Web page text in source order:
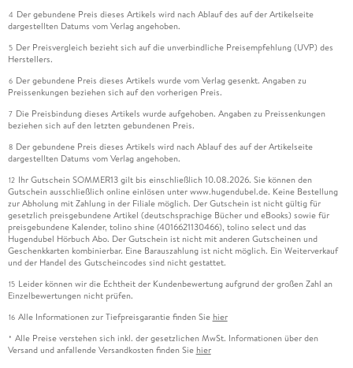
4 Der gebundene Preis dieses Artikels wird nach Ablauf des auf der Artikelseite
dargestellten Datums vom Verlag angehoben.
5 Der Preisvergleich bezieht sich auf die unverbindliche Preisempfehlung (UVP) des
Herstellers.
6 Der gebundene Preis dieses Artikels wurde vom Verlag gesenkt. Angaben zu
Preissenkungen beziehen sich auf den vorherigen Preis.
7 Die Preisbindung dieses Artikels wurde aufgehoben. Angaben zu Preissenkungen
beziehen sich auf den letzten gebundenen Preis.
8 Der gebundene Preis dieses Artikels wird nach Ablauf des auf der Artikelseite
dargestellten Datums vom Verlag angehoben.
12 Ihr Gutschein SOMMER13 gilt bis einschließlich 10.08.2026. Sie können den
Gutschein ausschließlich online einlösen unter www.hugendubel.de. Keine Bestellung
zur Abholung mit Zahlung in der Filiale möglich. Der Gutschein ist nicht gültig für
gesetzlich preisgebundene Artikel (deutschsprachige Bücher und eBooks) sowie für
preisgebundene Kalender, tolino shine (4016621130466), tolino select und das
Hugendubel Hörbuch Abo. Der Gutschein ist nicht mit anderen Gutscheinen und
Geschenkkarten kombinierbar. Eine Barauszahlung ist nicht möglich. Ein Weiterverkauf
und der Handel des Gutscheincodes sind nicht gestattet.
15 Leider können wir die Echtheit der Kundenbewertung aufgrund der großen Zahl an
Einzelbewertungen nicht prüfen.
16 Alle Informationen zur Tiefpreisgarantie finden Sie hier
* Alle Preise verstehen sich inkl. der gesetzlichen MwSt. Informationen über den
Versand und anfallende Versandkosten finden Sie hier